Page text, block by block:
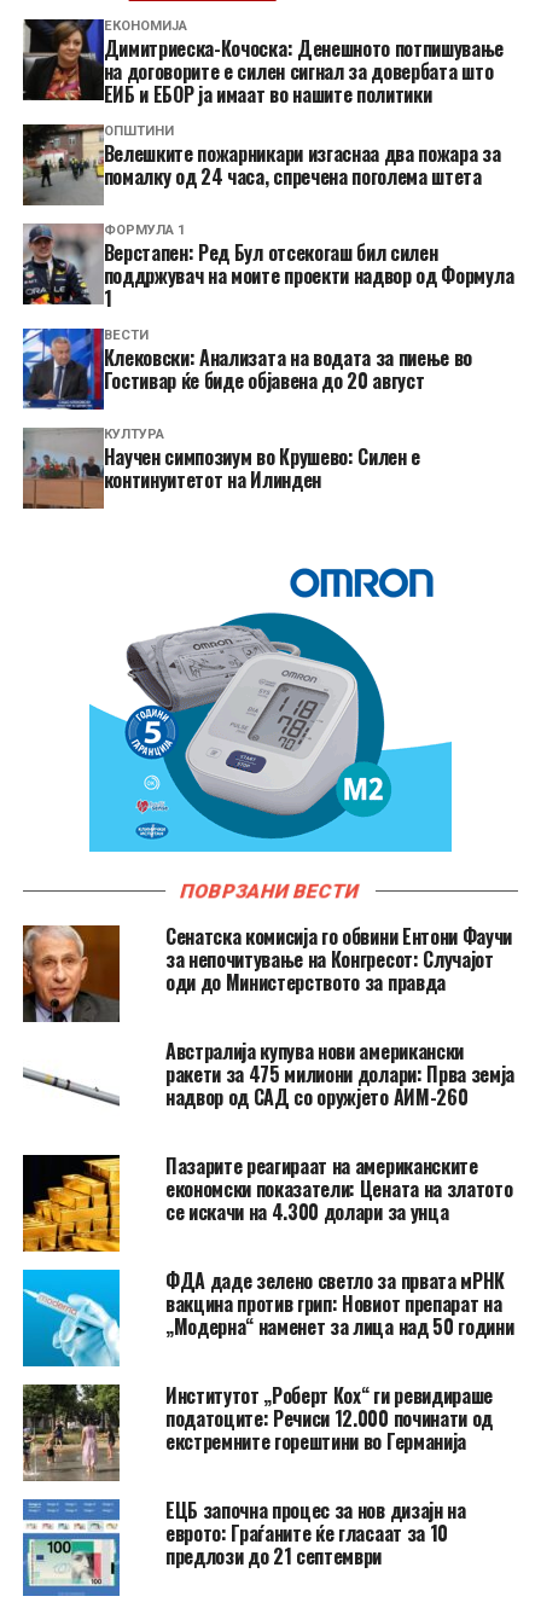
ЕКОНОМИЈА
Димитриеска-Кочоска: Денешното потпишување
на договорите е силен сигнал за довербата што
ЕИБ и ЕБОР ја имаат во нашите политики
ОПШТИНИ
Велешките пожарникари изгаснаа два пожара за
помалку од 24 часа, спречена поголема штета
ФОРМУЛА 1
Верстапен: Ред Бул отсекогаш бил силен
поддржувач на моите проекти надвор од Формула
1
ВЕСТИ
Клековски: Анализата на водата за пиење во
Гостивар ќе биде објавена до 20 август
КУЛТУРА
Научен симпозиум во Крушево: Силен е
континуитетот на Илинден
ПОВРЗАНИ ВЕСТИ
Сенатска комисија го обвини Ентони Фаучи
за непочитување на Конгресот: Случајот
оди до Министерството за правда
Австралија купува нови американски
ракети за 475 милиони долари: Прва земја
надвор од САД со оружјето АИМ-260
Пазарите реагираат на американските
економски показатели: Цената на златото
се искачи на 4.300 долари за унца
ФДА даде зелено светло за првата мРНК
вакцина против грип: Новиот препарат на
„Модерна“ наменет за лица над 50 години
Институтот „Роберт Кох“ ги ревидираше
податоците: Речиси 12.000 починати од
екстремните горештини во Германија
ЕЦБ започна процес за нов дизајн на
еврото: Граѓаните ќе гласаат за 10
предлози до 21 септември